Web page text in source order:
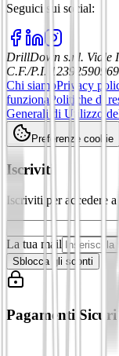
Seguici sui social:
DrillDown s.r.l. Viale
C.F./P.I. 12392590969
Chi siamoPrivacy
funziona Politiche di
Generali di Utilizzo
Preferenze cookie
Iscriviti
Iscriviti per accedere
La tua mail
Sblocca gli sconti
Pagamenti Sicuri